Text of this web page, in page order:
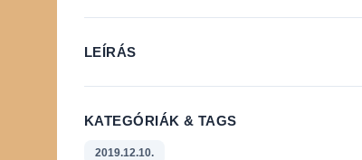
LEÍRÁS
KATEGÓRIÁK & TAGS
2019.12.10.